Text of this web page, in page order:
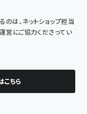
は、ネットショップ担当
営にご協力くださってい
こちら